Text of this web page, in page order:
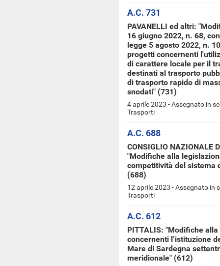
A.C. 731
PAVANELLI ed altri:
16 giugno 2022, n. 68,
legge 5 agosto 2022, n.
progetti concernenti
di carattere locale per il
destinati al trasporto
di trasporto rapido di
snodati" (731)
4 aprile 2023 - Assegnato in
Trasporti
A.C. 688
CONSIGLIO NAZIONALE
"Modifiche alla
competitività del sistema
(688)
12 aprile 2023 - Assegnato in
Trasporti
A.C. 612
PITTALIS: "Modifiche
concernenti l’istituzione
Mare di Sardegna
meridionale" (612)